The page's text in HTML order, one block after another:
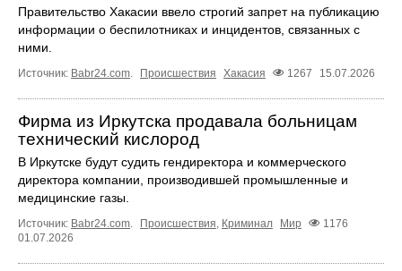
Правительство Хакасии ввело строгий запрет на публикацию
информации о беспилотниках и инцидентов, связанных с
ними.
Источник: Babr24.com. Происшествия Хакасия 1267 15.07.2026
Фирма из Иркутска продавала больницам
технический кислород
В Иркутске будут судить гендиректора и коммерческого
директора компании, производившей промышленные и
медицинские газы.
Источник: Babr24.com. Происшествия, Криминал Мир
1176
01.07.2026